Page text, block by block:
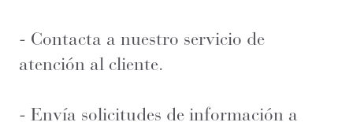
- Contacta a nuestro servicio de
atención al cliente.
- Envía solicitudes de información a